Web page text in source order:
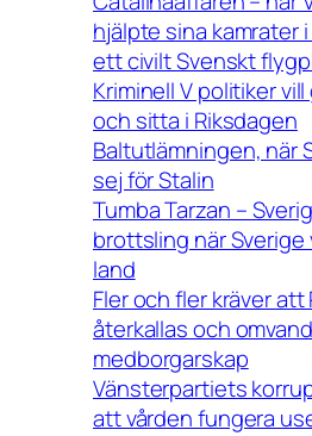
hjälpte sina kamrater
ett civilt Svenskt
Kriminell V politiker
och sitta i Riksdagen
Baltutlämningen, när
sej för Stalin
Tumba Tarzan –
brottsling när
land
Fler och fler kräver att
återkallas och
medborgarskap
Vänsterpartiets
att vården fungera